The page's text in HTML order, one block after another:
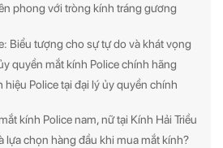
phong với tròng kính tráng gương
Biểu tượng cho sự tự do và khát vọng
quyền mắt kính Police chính hãng
hiệu Police tại đại lý ủy quyền chính
kính Police nam, nữ tại Kính Hải Triều
lựa chọn hàng đầu khi mua mắt kính?